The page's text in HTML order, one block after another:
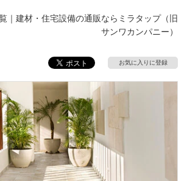
ム）・トイレ
フローリング・床材
インテリア・家具
ペット用品
パネル・壁材
くらし お客様訪問インタビュー
案内 東京ショールーム
ム 京都ショールーム
札幌スマート
ショールー
ム
ールー
ウェルビーみのお
BOX
初めての方へ
お問い合わせ
クレーム公開
水まわり3年保証
その他サービス
家
工事会社紹介 Coziコンシ
ェルジュ
り
最高のリノベ会社が
かるリノベりす
｜建材・住宅設備の通販ならミラタップ（旧
サンワカンパニー）
お気に入りに登録